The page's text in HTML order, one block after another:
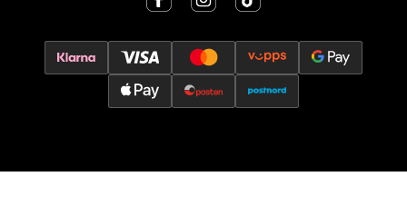
Åpent i dag 09-18
0 i butikk